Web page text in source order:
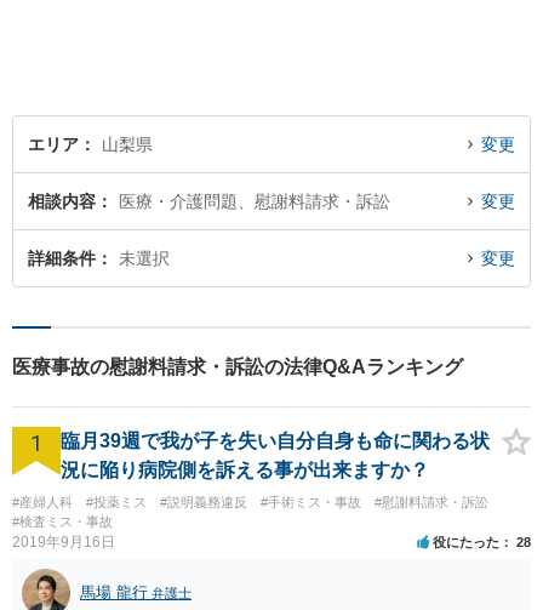
エリア 山梨県 変更
相談内容 医療・介護問題、慰謝料請求・訴訟 変更
詳細条件 未選択 変更
医療事故の慰謝料請求・訴訟の法律Q&Aランキング
1
臨月39週で我が子を失い自分自身も命に関わる状
況に陥り病院側を訴える事が出来ますか？
#産婦人科 #投薬ミス #説明義務違反 #手術ミス・事故
#慰謝料請求・訴訟
#検査ミス・事故
2019年9月16日 役にたった 28
馬場 龍行 弁護士